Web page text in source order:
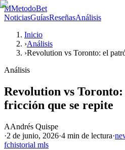
MMetodoBet
NoticiasGuíasReseñasAnálisis
Inicio
›Análisis
›Revolution vs Toronto: el
Análisis
Revolution vs
fricción que se repite
AAndrés Quispe
·2 de junio, 2026·4 min de lectura·
fchistorial mls